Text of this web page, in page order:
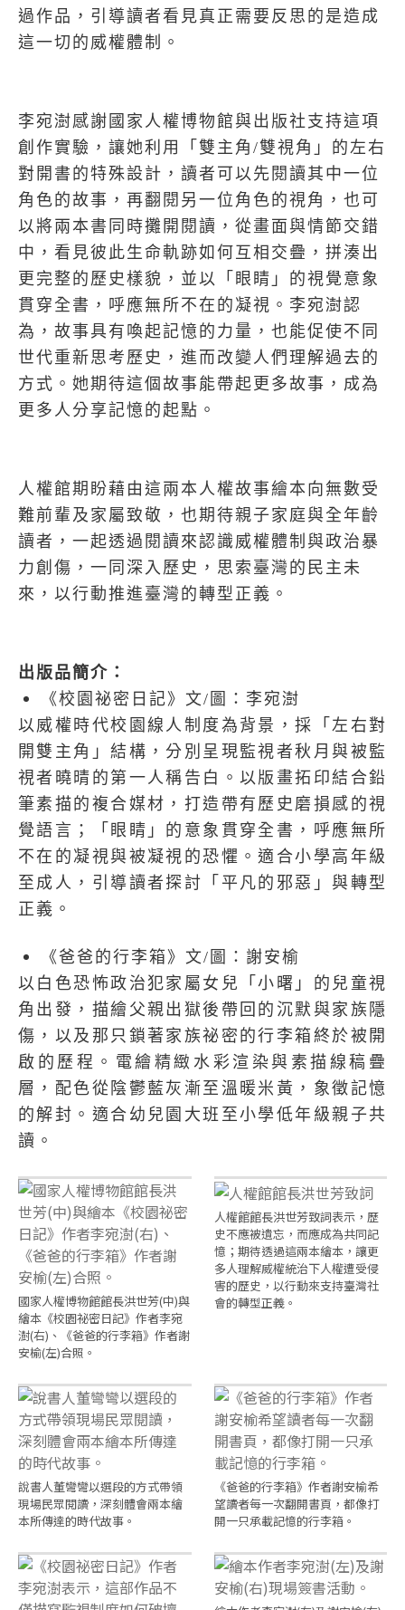
過作品，引導讀者看見真正需要反思的是造成
這一切的威權體制。
李宛澍感謝國家人權博物館與出版社支持這項
創作實驗，讓她利用「雙主角 /雙視角」的左右
對開書的特殊設計，讀者可以先閱讀其中一位
角色的故事，再翻閱另一位角色的視角，也可
以將兩本書同時攤開閱讀，從畫面與情節交錯
中，看見彼此生命軌跡如何互相交疊，拼湊出
更完整的歷史樣貌，並以「眼睛」的視覺意象
貫穿全書，呼應無所不在的凝視。李宛澍認
為，故事具有喚起記憶的力量，也能促使不同
世代重新思考歷史，進而改變人們理解過去的
方式。她期待這個故事能帶起更多故事，成為
更多人分享記憶的起點。
人權館期盼藉由這兩本人權故事繪本向無數受
難前輩及家屬致敬，也期待親子家庭與全年齡
讀者，一起透過閱讀來認識威權體制與政治暴
力創傷，一同深入歷史，思索臺灣的民主未
來，以行動推進臺灣的轉型正義。
出版品簡介：
《校園祕密日記》文/ 圖：李宛澍
以威權時代校園線人制度為背景，採「左右對
開雙主角」結構，分別呈現監視者秋月與被監
視者曉晴的第一人稱告白。以版畫拓印結合鉛
筆素描的複合媒材，打造帶有歷史磨損感的視
覺語言；「眼睛」的意象貫穿全書，呼應無所
不在的凝視與被凝視的恐懼。適合小學高年級
至成人，引導讀者探討「平凡的邪惡」與轉型
正義。
《爸爸的行李箱》文/ 圖：謝安榆
以白色恐怖政治犯家屬女兒「小曙」的兒童視
角出發，描繪父親出獄後帶回的沉默與家族隱
傷，以及那只鎖著家族祕密的行李箱終於被開
啟的歷程。電繪精緻水彩渲染與素描線稿疊
層，配色從陰鬱藍灰漸至溫暖米黃，象徵記憶
的解封。適合幼兒園大班至小學低年級親子共
讀。
國家人權博物館館長洪世芳(中)與
繪本《校園祕密日記》作者李宛
澍(右)、《爸爸的行李箱》作者謝
安榆(左)合照。
人權館館長洪世芳致詞表示，歷
史不應被遺忘，而應成為共同記
憶；期待透過這兩本繪本，讓更
多人理解威權統治下人權遭受侵
害的歷史，以行動來支持臺灣社
會的轉型正義。
說書人董彎彎以選段的方式帶領
現場民眾閱讀，深刻體會兩本繪
本所傳達的時代故事。
《爸爸的行李箱》作者謝安榆希
望讀者每一次翻開書頁，都像打
開一只承載記憶的行李箱。